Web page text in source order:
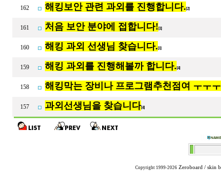
162 해킹보안 관련 과외를 진행합니다. [2]
161 처음 보안 분야에 접합니다! [1]
160 해킹 과외 선생님 찾습니다. [1]
159 해킹 과외를 진행해볼까 합니다. [4]
158 해킹막는 장비나 프로그램추천점여 ㅜㅜ
157 과외선생님을 찾습니다[4]
Copyright 1999-2026 Zeroboard / skin